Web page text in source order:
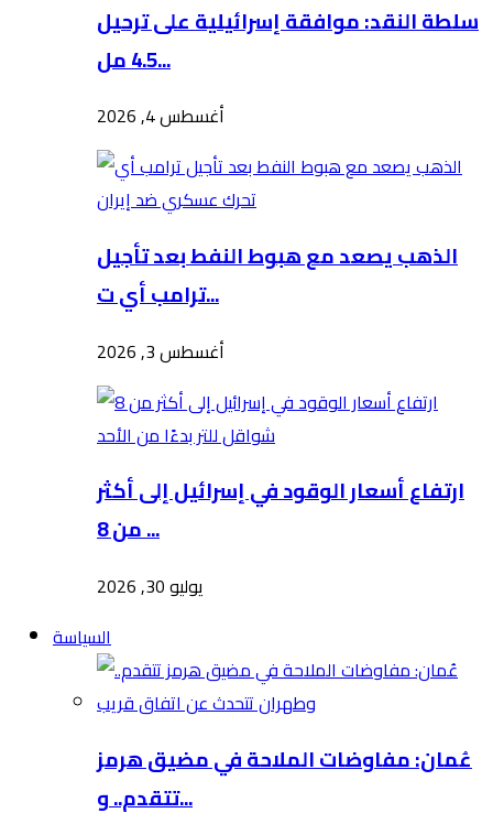
سلطة النقد: موافقة إسرائيلية على ترحيل
4.5 مل...
أغسطس 4, 2026
الذهب يصعد مع هبوط النفط بعد تأجيل
ترامب أي ت...
أغسطس 3, 2026
ارتفاع أسعار الوقود في إسرائيل إلى أكثر
من 8 ...
يوليو 30, 2026
السياسة
عُمان: مفاوضات الملاحة في مضيق هرمز
تتقدم.. و...